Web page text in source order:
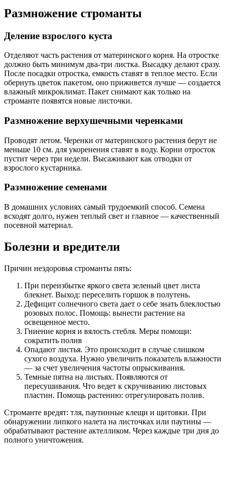
Размножение строманты
Деление взрослого куста
Отделяют часть растения от материнского корня. На отростке
должно быть минимум два-три листка. Высадку делают сразу.
После посадки отростка, емкость ставят в теплое место. Если
обернуть цветок пакетом, оно приживется лучше — создается
влажный микроклимат. Пакет снимают как только на
строманте появятся новые листочки.
Размножение верхушечными черенками
Проводят летом. Черенки от материнского растения берут не
меньше 10 см. для укоренения ставят в воду. Корни отросток
пустит через три недели. Высаживают как отводки от
взрослого кустарника.
Размножение семенами
В домашних условиях самый трудоемкий способ. Семена
всходят долго, нужен теплый свет и главное — качественный
посевной материал.
Болезни и вредители
Причин нездоровья строманты пять:
При переизбытке яркого света зеленый цвет листа
блекнет. Выход: переселить горшок в полутень.
Дефицит солнечного света дает о себе знать блеклостью
розовых полос. Помощь: вынести растение на
освещенное место.
Гниение корня и вялость стебля. Меры помощи:
сократить полив
Опадают листья. Это происходит в случае слишком
сухого воздуха. Нужно увеличить показатель влажности
— за счет увеличения частоты опрыскивания.
Темные пятна на листьях. Появляются от
пересушивания. Что ведет к скручиванию листовых
пластин. Помощь растению: отрегулировать полив.
Строманте вредят: тля, паутинные клещи и щитовки. При
обнаружении липкого налета на листочках или паутины —
обрабатывают растение актелликом. Через каждые три дня до
полного уничтожения.